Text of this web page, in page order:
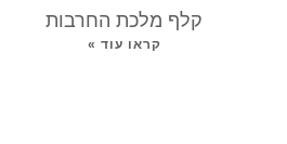
קלף מלכת החרבות
קראו עוד »